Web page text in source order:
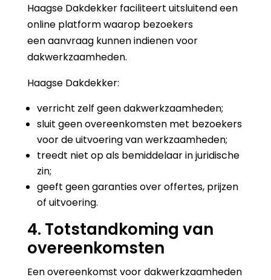
Haagse Dakdekker faciliteert uitsluitend een
online platform waarop bezoekers
een aanvraag kunnen indienen voor
dakwerkzaamheden.
Haagse Dakdekker:
verricht zelf geen dakwerkzaamheden;
sluit geen overeenkomsten met bezoekers
voor de uitvoering van werkzaamheden;
treedt niet op als bemiddelaar in juridische
zin;
geeft geen garanties over offertes, prijzen
of uitvoering.
4. Totstandkoming van
overeenkomsten
Een overeenkomst voor dakwerkzaamheden